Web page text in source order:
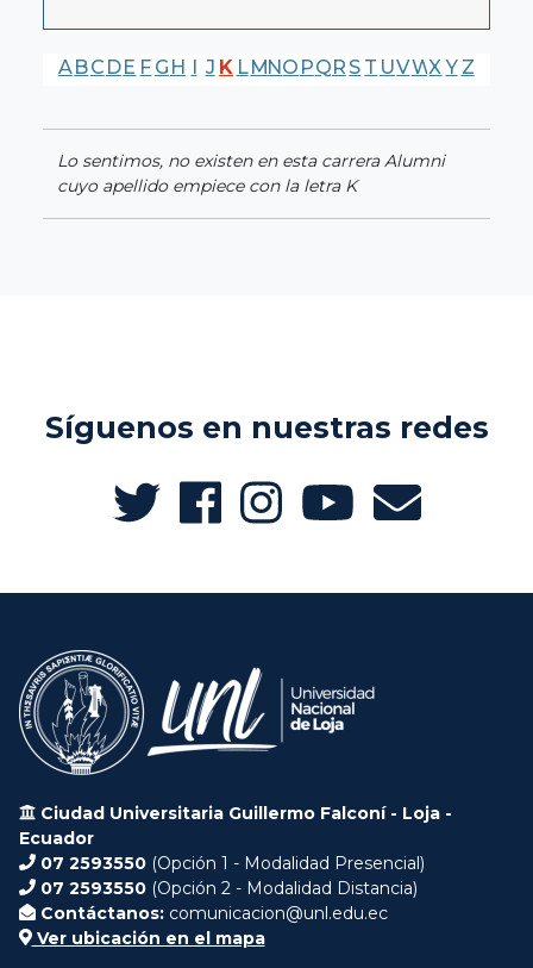
A BC DE F G H I J K LMNO PQR S T UVWX Y Z
Lo sentimos, no existen en esta carrera Alumni
cuyo apellido empiece con la letra K
Síguenos en nuestras redes
Ciudad Universitaria Guillermo Falconí - Loja -
Ecuador
07 2593550 (Opción 1 - Modalidad Presencial)
07 2593550 (Opción 2 - Modalidad Distancia)
Contáctanos: comunicacion@unl.edu.ec
Ver ubicación en el mapa